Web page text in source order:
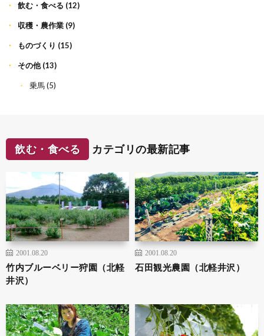
飲む・食べる (12)
収穫・農作業 (9)
ものづくり (15)
その他(13)
乗馬(5)
飲む・食べる カテゴリの最新記事
2001.08.20
竹内ブルーベリー狩園（北軽
井沢）
2001.08.20
石田観光農園（北軽井沢）